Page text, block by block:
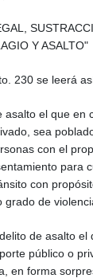
Y ASALTO"
230 se leerá
asalto el que en
sea
con el
para
con
de
de asalto el
público o
en forma